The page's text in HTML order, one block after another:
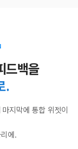
드백을
.
지막에 통합 위젯이
에.